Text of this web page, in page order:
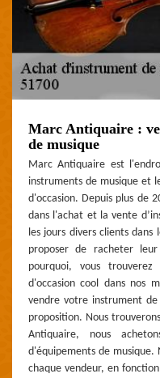
Marc Antiquaire :
de musique
Marc Antiquaire est
instruments de musique et
d'occasion. Depuis plus de
dans l'achat et la vente
les jours divers clients
proposer de racheter
pourquoi, vous
d'occasion cool dans nos
vendre votre instrument
proposition. Nous
Antiquaire, nous
d'équipements de musique.
chaque vendeur, en